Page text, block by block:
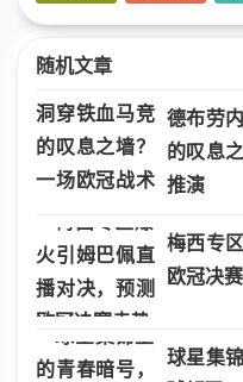
随机文章
德布劳
的叹息
推演
梅西专
欧冠决
球星集